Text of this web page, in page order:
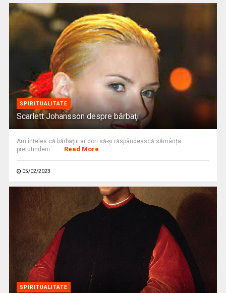
SPIRITUALITATE
Scarlett Johansson despre bărbaţi
Am înțeles că bărbaţiii ar dori să-şi răspândească sămânța
pretutindeni. ...
Read More
05/02/2023
SPIRITUALITATE